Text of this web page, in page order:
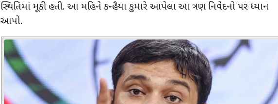
સ્થિતિમાં મૂકી હતી. આ મહિને કન્હૈયા કુમારે આપેલા આ ત્રણ નિવેદનો પર ધ્યાન
આપો.